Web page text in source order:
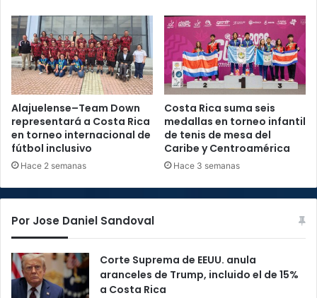
Alajuelense–Team Down
representará a Costa Rica
en torneo internacional de
fútbol inclusivo
Hace 2 semanas
Costa Rica suma seis
medallas en torneo infantil
de tenis de mesa del
Caribe y Centroamérica
Hace 3 semanas
Por Jose Daniel Sandoval
Corte Suprema de EEUU. anula
aranceles de Trump, incluido el de 15%
a Costa Rica